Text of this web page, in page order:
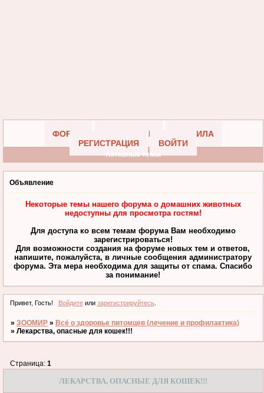
ФОРУМ УЧАСТНИКИ
ПРАВИЛА
РЕГИСТРАЦИЯ
ВОЙТИ
Активные темы
Объявление
Некоторые темы нашего форума о домашних животных
недоступны для просмотра гостям!
Для доступа ко всем темам форума Вам необходимо
зарегистрироваться!
Для возможности создания на форуме новых тем и ответов,
напишите, пожалуйста, в личные сообщения администратору
форума. Эта мера необходима для защиты от спама. Спасибо
за понимание!
Привет, Гость! Войдитеили зарегистрируйтесь.
»ЗООМИР » Всё о здоровье питомцев (лечение и профилактика)
»Лекарства, опасные для кошек!!!
ЛЕКАРСТВА, ОПАСНЫЕ ДЛЯ КОШЕК!!!
Страница:1